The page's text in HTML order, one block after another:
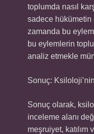
toplumda nasıl
sadece hükümetin
zamanda bu
bu eylemlerin
analiz etmekle
Sonuç:
Sonuç olarak,
inceleme alanı
meşruiyet, katılım